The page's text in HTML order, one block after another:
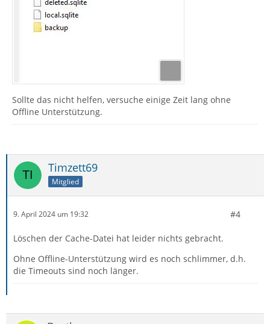
Sollte das nicht helfen, versuche einige Zeit lang ohne
Offline Unterstützung.
Timzett69
Mitglied
9. April 2024 um 19:32 #4
Löschen der Cache-Datei hat leider nichts gebracht.
Ohne Offline-Unterstützung wird es noch schlimmer, d.h.
die Timeouts sind noch länger.